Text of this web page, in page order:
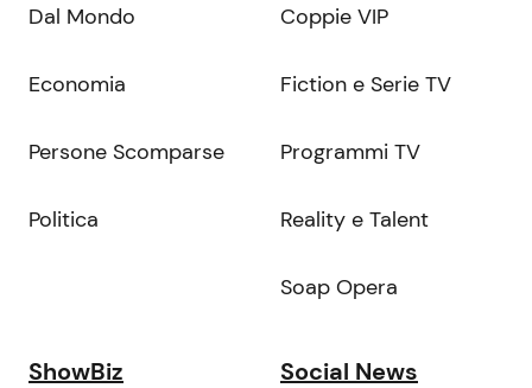
Dal Mondo
Economia
Persone Scomparse
Politica
Coppie VIP
Fiction e Serie TV
Programmi TV
Reality e Talent
Soap Opera
ShowBiz Social News